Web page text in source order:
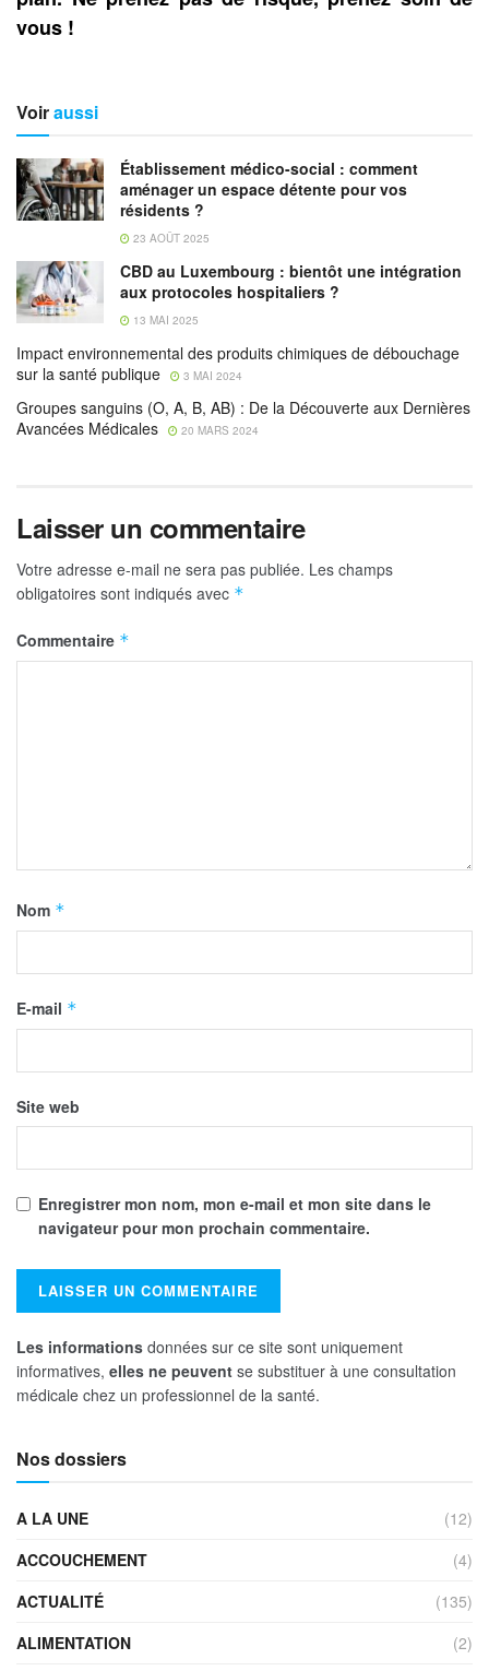
vous !
Voiraussi
Établissement médico-social : comment
aménager un espace détente pour vos
résidents ?
23 AOÛT 2025
CBD au Luxembourg : bientôt une intégration
aux protocoles hospitaliers ?
13 MAI 2025
Impact environnemental des produits chimiques de débouchage
sur la santé publique
3 MAI 2024
Groupes sanguins (O, A, B, AB) : De la Découverte aux Dernières
Avancées Médicales
20 MARS 2024
Laisser un commentaire
Votre adresse e-mail ne sera pas publiée. Les champs
obligatoires sont indiqués avec *
Commentaire *
Nom *
E-mail *
Site web
Enregistrer mon nom, mon e-mail et mon site dans le
navigateur pour mon prochain commentaire.
Les informations données sur ce site sont uniquement
informatives, elles ne peuvent se substituer à une consultation
médicale chez un professionnel de la santé.
Nos dossiers
A LA UNE
(12)
ACCOUCHEMENT
(4)
ACTUALITÉ
(135)
ALIMENTATION
(2)